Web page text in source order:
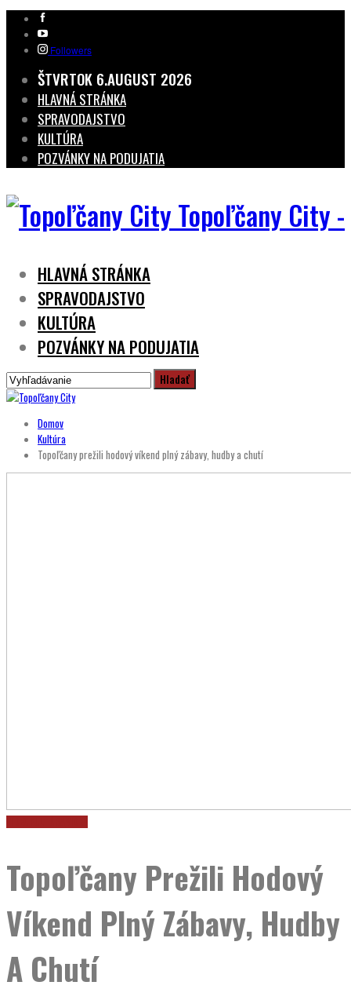
Followers
ŠTVRTOK 6.AUGUST 2026
HLAVNÁ STRÁNKA
SPRAVODAJSTVO
KULTÚRA
POZVÁNKY NA PODUJATIA
Topoľčany City -
HLAVNÁ STRÁNKA
SPRAVODAJSTVO
KULTÚRA
POZVÁNKY NA PODUJATIA
Domov
Kultúra
Topoľčany prežili hodový víkend plný zábavy, hudby a chutí
Topoľčany Prežili Hodový
Víkend Plný Zábavy, Hudby
A Chutí